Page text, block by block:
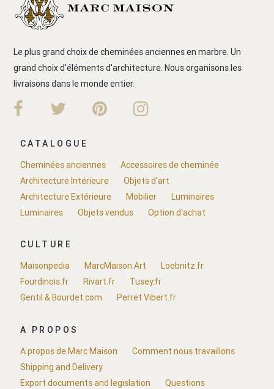
Le plus grand choix de cheminées anciennes en marbre. Un
grand choix d'éléments d'architecture. Nous organisons les
livraisons dans le monde entier.
CATALOGUE
Cheminées anciennes
Accessoires de cheminée
Architecture Intérieure
Objets d'art
Architecture Extérieure
Mobilier
Luminaires
Luminaires
Objets vendus Option d'achat
CULTURE
Maisonpedia
MarcMaison.Art
Loebnitz.fr
Fourdinois.fr
Rivart.fr
Tusey.fr
Gentil & Bourdet.com
Perret Vibert.fr
A PROPOS
A propos de Marc Maison
Comment nous travaillons
Shipping and Delivery
Export documents and legislation
Questions